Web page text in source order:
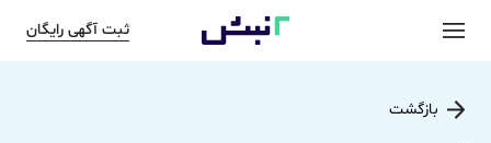
ثبت آگهی رایگان
بازگشت